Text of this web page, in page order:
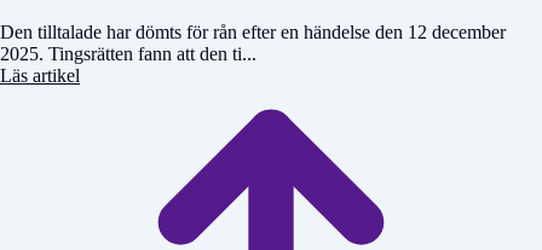
Den tilltalade har dömts för rån efter en händelse den 12 december
2025. Tingsrätten fann att den ti...
Läs artikel